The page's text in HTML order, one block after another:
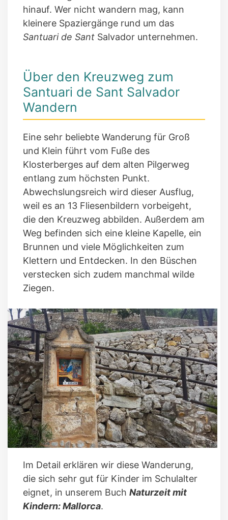
hinauf. Wer nicht wandern mag, kann
kleinere Spaziergänge rund um das
Santuari de Sant Salvador unternehmen.
Über den Kreuzweg zum
Santuari de Sant Salvador
Wandern
Eine sehr beliebte Wanderung für Groß
und Klein führt vom Fuße des
Klosterberges auf dem alten Pilgerweg
entlang zum höchsten Punkt.
Abwechslungsreich wird dieser Ausflug,
weil es an 13 Fliesenbildern vorbeigeht,
die den Kreuzweg abbilden. Außerdem am
Weg befinden sich eine kleine Kapelle, ein
Brunnen und viele Möglichkeiten zum
Klettern und Entdecken. In den Büschen
verstecken sich zudem manchmal wilde
Ziegen.
Im Detail erklären wir diese Wanderung,
die sich sehr gut für Kinder im Schulalter
eignet, in unserem Buch Naturzeit mit
Kindern: Mallorca.